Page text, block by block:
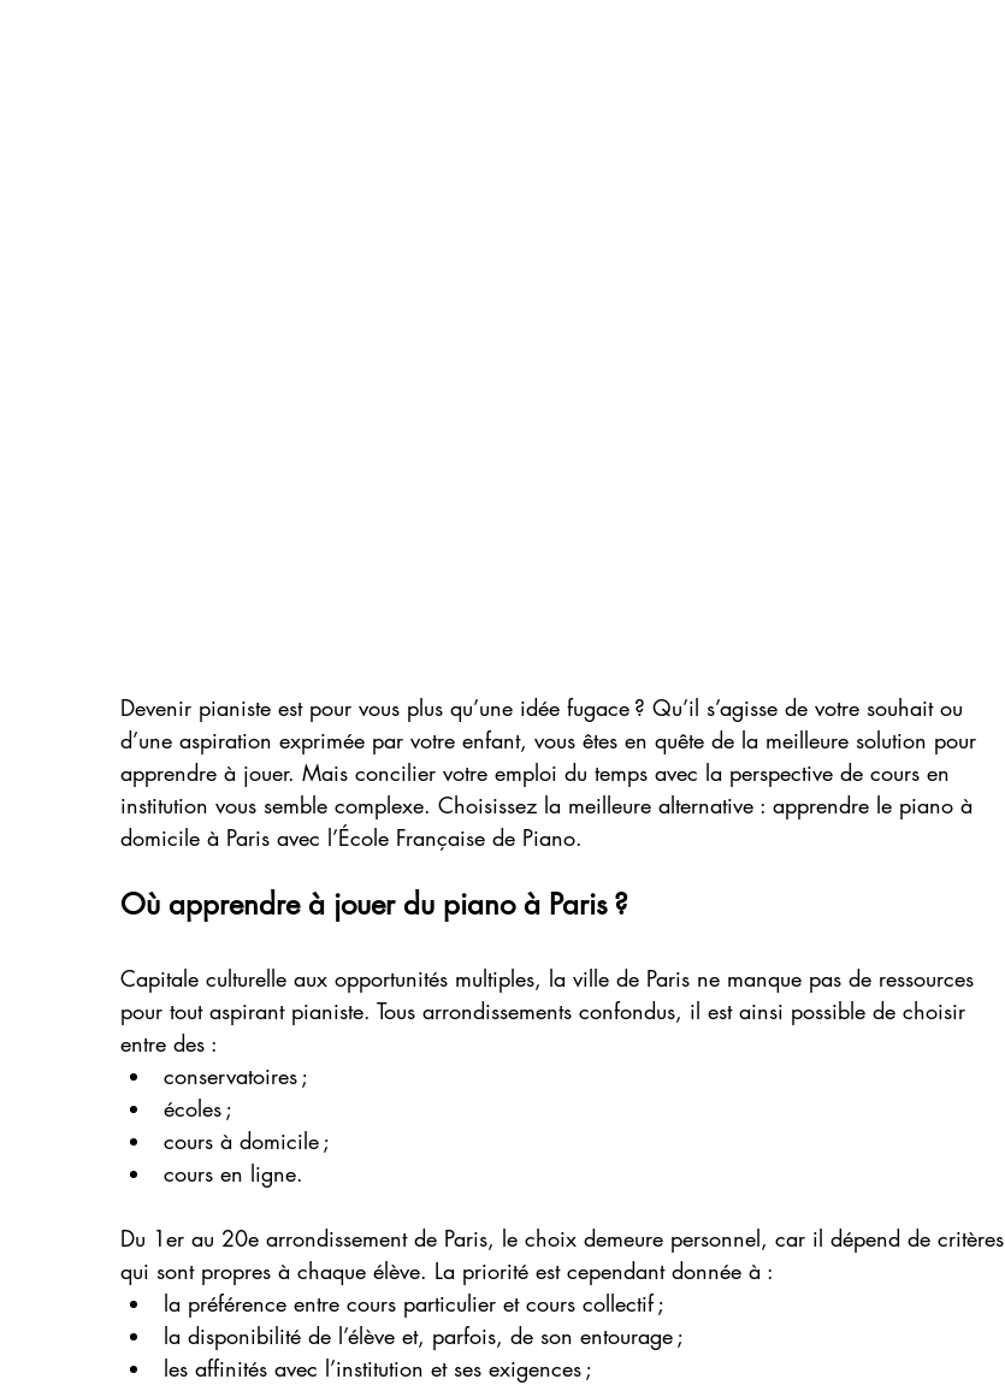
Devenir pianiste est pour vous plus qu’une idée fugace ? Qu’il s’agisse de votre souhait ou
d’une aspiration exprimée par votre enfant, vous êtes en quête de la meilleure solution pour
apprendre à jouer. Mais concilier votre emploi du temps avec la perspective de cours en
institution vous semble complexe. Choisissez la meilleure alternative : apprendre le piano à
domicile à Paris avec l’École Française de Piano.
Où apprendre à jouer du piano à Paris ?
Capitale culturelle aux opportunités multiples, la ville de Paris ne manque pas de ressources
pour tout aspirant pianiste. Tous arrondissements confondus, il est ainsi possible de choisir
entre des :
conservatoires ;
écoles ;
cours à domicile ;
cours en ligne.
Du 1er au 20e arrondissement de Paris, le choix demeure personnel, car il dépend de critères
qui sont propres à chaque élève. La priorité est cependant donnée à :
la préférence entre cours particulier et cours collectif ;
la disponibilité de l’élève et, parfois, de son entourage ;
les affinités avec l’institution et ses exigences ;